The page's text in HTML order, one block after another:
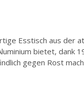
Esstisch aus der
bietet, dank
gegen Rost
Dining